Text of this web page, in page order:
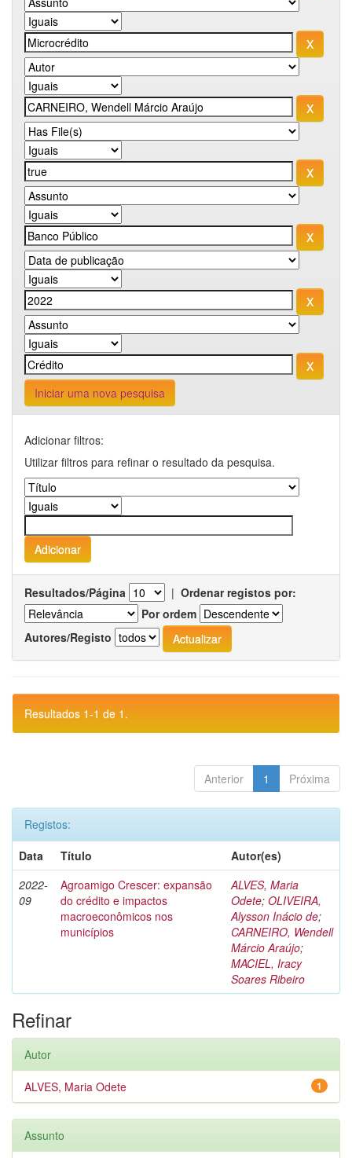
Iniciar uma nova pesquisa
Adicionar filtros:
Utilizar filtros para refinar o resultado da pesquisa.
Resultados/Página | Ordenar registos por:
Por ordem
Autores/Registo
Resultados 1-1 de 1.
Anterior 1 Próxima
Registos:
Data
Título
Autor(es)
2022-
09
Agroamigo Crescer: expansão
do crédito e impactos
macroeconômicos nos
municípios
ALVES, Maria
Odete; OLIVEIRA,
Alysson Inácio de;
CARNEIRO, Wendell
Márcio Araújo;
MACIEL, Iracy
Soares Ribeiro
Refinar
Autor
1
ALVES, Maria Odete
Assunto